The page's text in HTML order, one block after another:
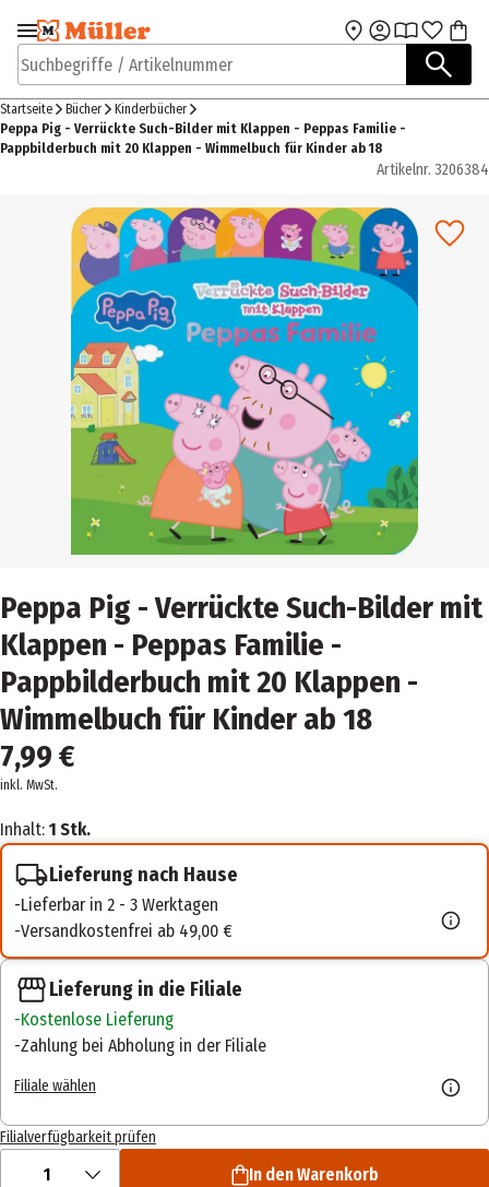
Zur Navigation
springen
Zum Hauptinhalt
Suchbegriffe / Artikelnummer
Startseite Bücher
Kinderbücher
Peppa Pig - Verrückte Such-Bilder mit Klappen - Peppas Familie -
Pappbilderbuch mit 20 Klappen - Wimmelbuch für Kinder ab 18
Artikelnr. 3206384
Peppa Pig - Verrückte Such-Bilder mit
Klappen - Peppas Familie -
Pappbilderbuch mit 20 Klappen -
Wimmelbuch für Kinder ab 18
7,99 €
inkl. MwSt.
Inhalt: 1 Stk.
Lieferung nach Hause
Lieferbar in 2 - 3 Werktagen
Versandkostenfrei ab 49,00 €
Lieferung in die Filiale
Kostenlose Lieferung
Zahlung bei Abholung in der Filiale
Filiale wählen
Filialverfügbarkeit prüfen
1 In den Warenkorb